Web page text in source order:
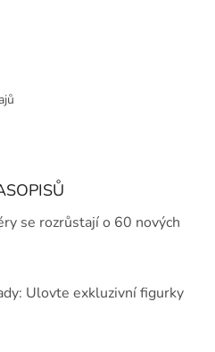
se rozrůstají o 60 nových
Ulovte exkluzivní figurky